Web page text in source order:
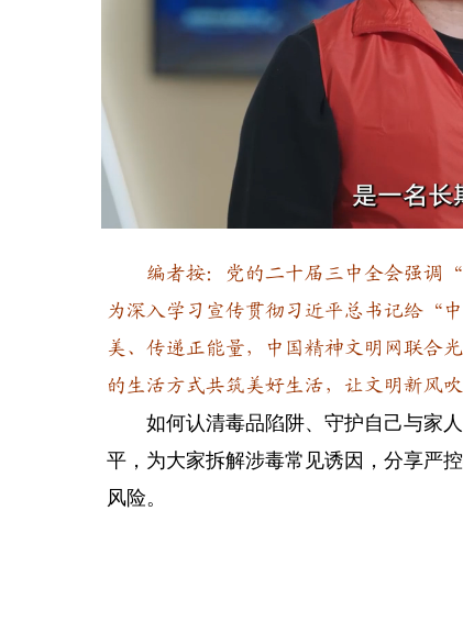
Unmute
20.14%
编者按：党的二十届三中全会强调“
为深入学习宣传贯彻习近平总书记给“
美、传递正能量，中国精神文明网联合
的生活方式共筑美好生活，让文明新风
如何认清毒品陷阱、守护自己与家人
平，为大家拆解涉毒常见诱因，分享严
风险。